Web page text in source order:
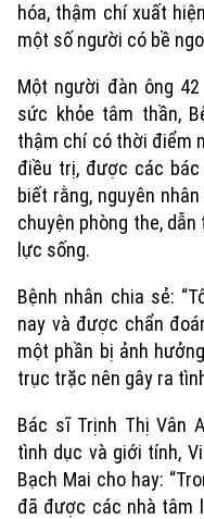
hóa, thậm chí xuất
một số người có bề
Một người đàn ông
sức khỏe tâm thần,
thậm chí có thời điểm
điều trị, được các
biết rằng, nguyên
chuyện phòng the,
lực sống.
Bệnh nhân chia sẻ:
nay và được chẩn
một phần bị ảnh
trục trặc nên gây ra
Bác sĩ Trịnh Thị Vân
tình dục và giới tính,
Bạch Mai cho hay:
đã được các nhà tâm